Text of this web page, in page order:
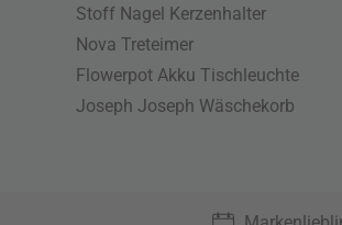
Stoff Nagel Kerzenhalter
Nova Treteimer
Flowerpot Akku Tischleuchte
Joseph Joseph Wäschekorb